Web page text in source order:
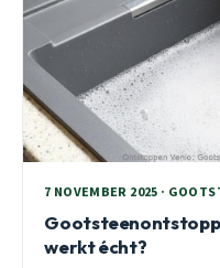
7 NOVEMBER 2025 ·
werkt écht?